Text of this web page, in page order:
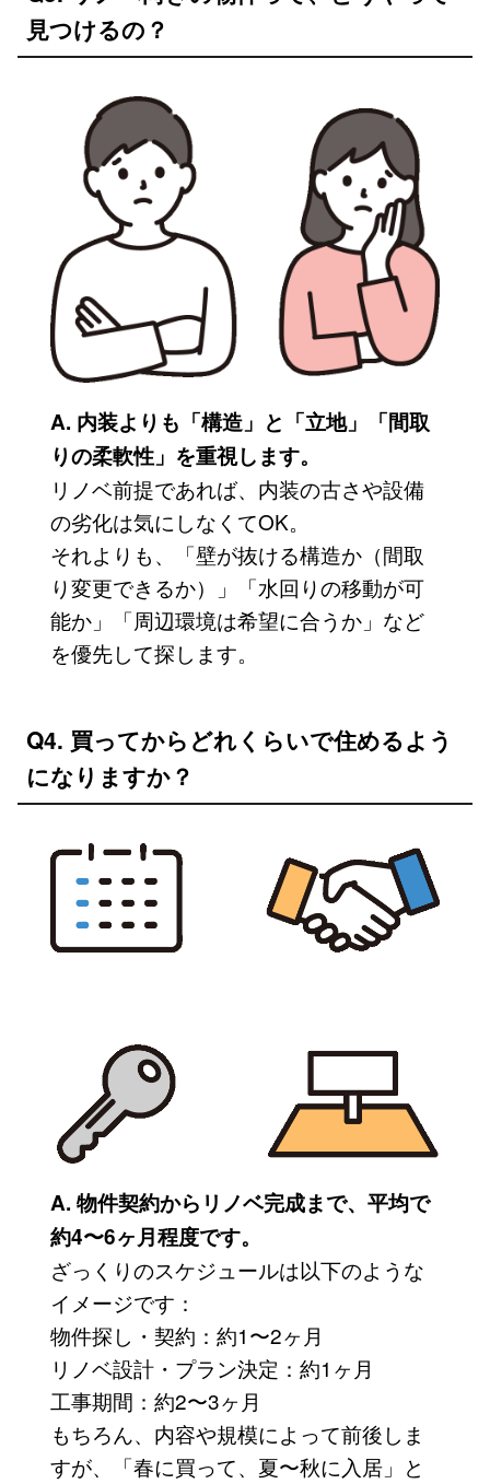
見つけるの？
A. 内装よりも「構造」と「立地」「間取
りの柔軟性」を重視します。
リノベ前提であれば、内装の古さや設備
の劣化は気にしなくてOK。
それよりも、「壁が抜ける構造か（間取
り変更できるか）」「水回りの移動が可
能か」「周辺環境は希望に合うか」など
を優先して探します。
Q4. 買ってからどれくらいで住めるよう
になりますか？
A. 物件契約からリノベ完成まで、平均で
約4〜6ヶ月程度です。
ざっくりのスケジュールは以下のような
イメージです：
物件探し・契約：約1〜2ヶ月
リノベ設計・プラン決定：約1ヶ月
工事期間：約2〜3ヶ月
もちろん、内容や規模によって前後しま
すが、「春に買って、夏〜秋に入居」と